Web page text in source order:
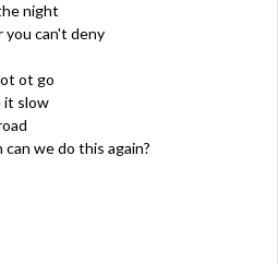
night
you can't deny
ot go
it slow
we do this again?